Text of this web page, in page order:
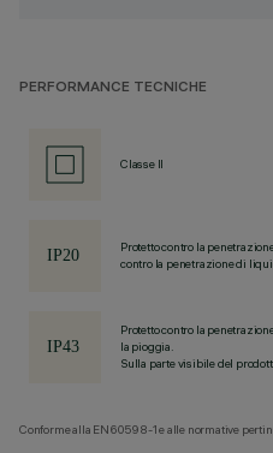
PERFORMANCE TECNICHE
Classe II
Protetto contro la
contro la penetrazione di
Protetto contro la
la pioggia.
Sulla parte visibile del
Conforme alla EN60598-1 e alle normative